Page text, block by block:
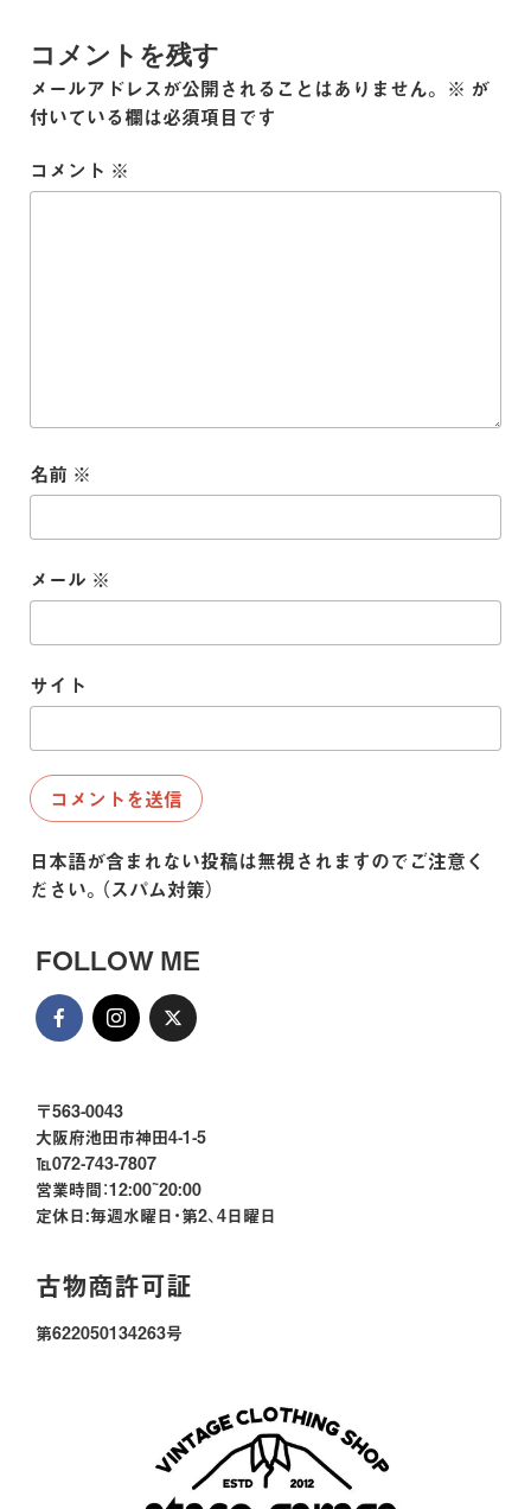
コメントを残す
メールアドレスが公開されることはありません。 ※ が
付いている欄は必須項目です
コメント ※
名前 ※
メール ※
サイト
日本語が含まれない投稿は無視されますのでご注意く
ださい。（スパム対策）
FOLLOW ME
〒563-0043
大阪府池田市神田4-1-5
℡072-743-7807
営業時間：12:00~20:00
定休日:毎週水曜日・第2、4日曜日
古物商許可証
第622050134263号